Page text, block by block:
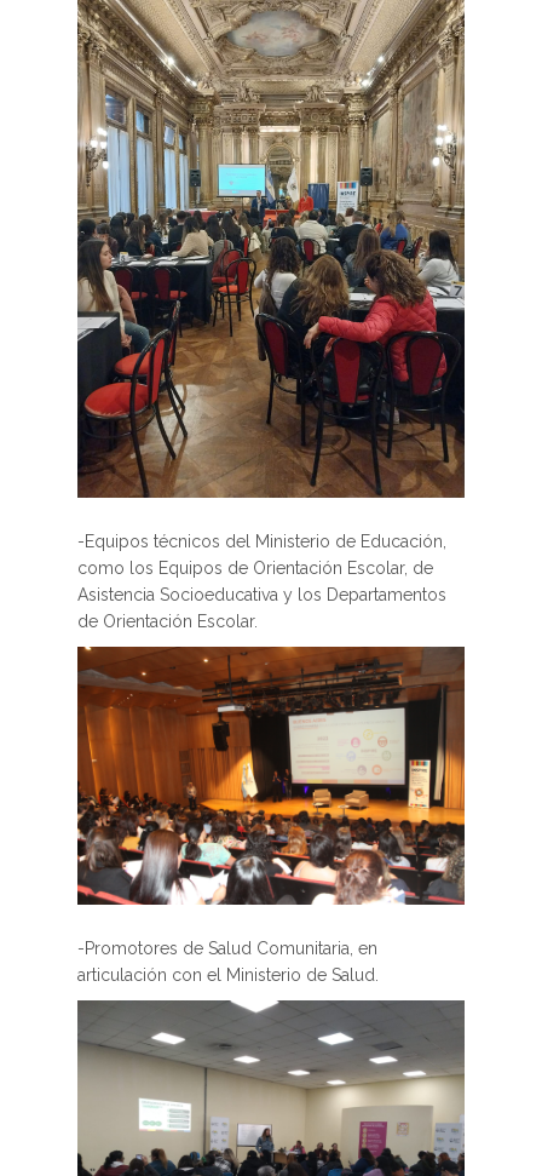
-Equipos técnicos del Ministerio de Educación,
como los Equipos de Orientación Escolar, de
Asistencia Socioeducativa y los Departamentos
de Orientación Escolar.
-Promotores de Salud Comunitaria, en
articulación con el Ministerio de Salud.